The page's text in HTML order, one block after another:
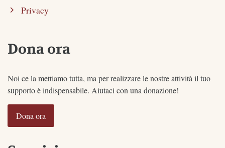
Privacy
Dona ora
Noi ce la mettiamo tutta, ma per realizzare le nostre attività il tuo
supporto è indispensabile. Aiutaci con una donazione!
Dona ora